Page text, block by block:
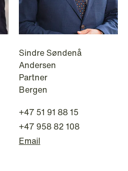
comes to an
Sindre Søndenå
Andersen
Partner
Bergen
+47 51 91 88 15
+47 958 82 108
Email